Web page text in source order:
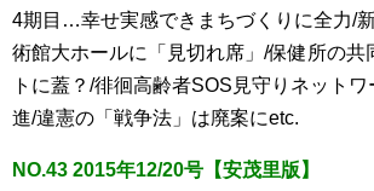
4期目…幸せ実感できまちづくりに全力/
術館大ホールに「見切れ席」/保健所の
トに蓋？/徘徊高齢者SOS見守りネット
進/違憲の「戦争法」は廃案にetc.
NO.43 2015年12/20号【安茂里版】